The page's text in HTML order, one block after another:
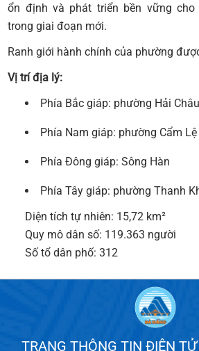
ổn định và phát triển bền vững
trong giai đoạn mới.
Ranh giới hành chính của phường
Vị trí địa lý:
Phía Bắc giáp: phường Hải Châu
Phía Nam giáp: phường Cẩm Lệ
Phía Đông giáp: Sông Hàn
Phía Tây giáp: phường Thanh
Diện tích tự nhiên: 15,72 km²
Quy mô dân số: 119.363 người
Số tổ dân phố: 312
TRANG THÔNG TIN ĐIỆN